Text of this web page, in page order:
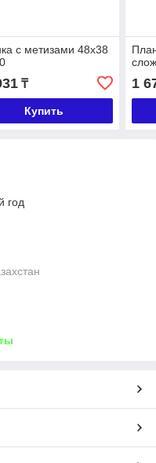
с метизами 48х38
₸
Купить
1
год